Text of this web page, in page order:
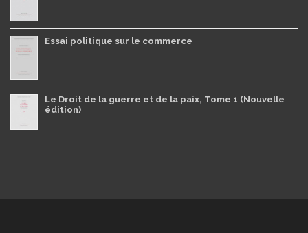
Essai politique sur le commerce
Le Droit de la guerre et de la paix, Tome 1 (Nouvelle
édition)